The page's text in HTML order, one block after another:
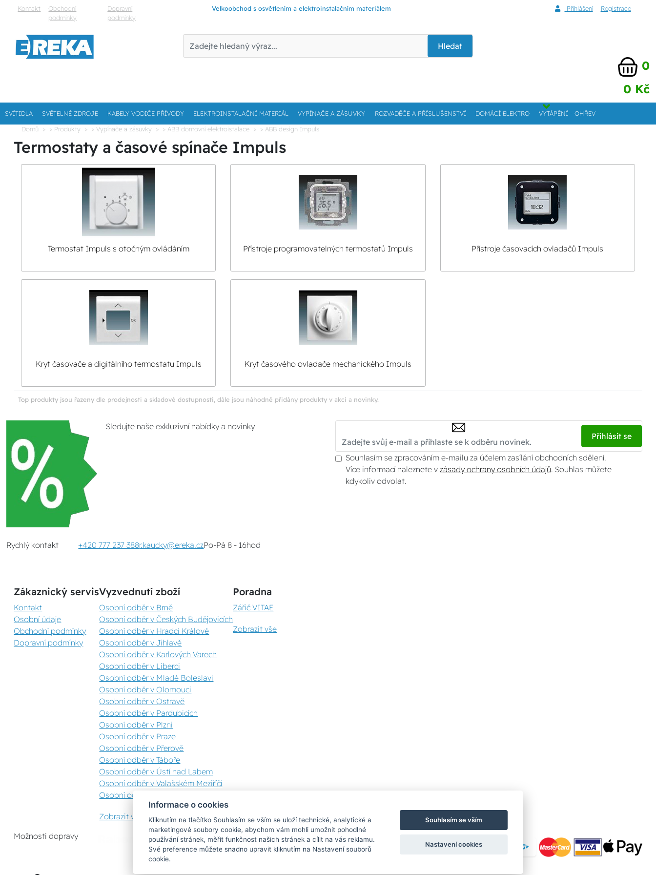
Kontakt
Obchodní
podmínky
Dopravní
podmínky
Velkoobchod s osvětlením a elektroinstalačním materiálem Přihlášení Registrace
Hledat
0
0 Kč
SVÍTIDLA SVĚTELNÉ ZDROJE KABELY VODIČE PŘÍVODY ELEKTROINSTALAČNÍ MATERIÁL VYPÍNAČE A ZÁSUVKY ROZVADĚČE A PŘÍSLUŠENSTVÍ DOMÁCÍ ELEKTRO VYTÁPĚNÍ - OHŘEV
Domů > Produkty > Vypínače a zásuvky > ABB domovní elektroistalace > ABB design Impuls
Termostaty a časové spínače Impuls
Termostat Impuls s otočným ovládáním Přístroje programovatelných termostatů Impuls Přístroje časovacích ovladačů Impuls
Kryt časovače a digitálního termostatu Impuls Kryt časového ovladače mechanického Impuls
Top produkty jsou řazeny dle prodejnosti a skladové dostupnosti, dále jsou náhodně přidány produkty v akci a novinky.
Sledujte naše exkluzivní nabídky a novinky
Přihlásit se
Souhlasím se zpracováním e-mailu za účelem zasílání obchodních sdělení.
Více informací naleznete v zásady ochrany osobních údajů. Souhlas můžete
kdykoliv odvolat.
Rychlý kontakt +420 777 237 388r.kaucky@ereka.czPo-Pá 8 - 16hod
Zákaznický servis
Kontakt
Osobní údaje
Obchodní podmínky
Dopravní podmínky
Vyzvednutí zboží
Osobní odběr v Brně
Osobní odběr v Českých Budějovicích
Osobní odběr v Hradci Králové
Osobní odběr v Jihlavě
Osobní odběr v Karlových Varech
Osobní odběr v Liberci
Osobní odběr v Mladé Boleslavi
Osobní odběr v Olomouci
Osobní odběr v Ostravě
Osobní odběr v Pardubicích
Osobní odběr v Plzni
Osobní odběr v Praze
Osobní odběr v Přerově
Osobní odběr v Táboře
Osobní odběr v Ústí nad Labem
Osobní odběr v Valašském Meziříčí
Osobní odběr v Zlíně
Zobrazit vše
Poradna
Zářič VITAE
Zobrazit vše
Možnosti dopravy Bezpečná a rychlá platba
Informace o cookies
Kliknutím na tlačítko Souhlasím se vším se uloží technické, analytické a
marketingové soubory cookie, abychom vám mohli umožnit pohodlné
používání stránek, měřit funkčnost našich stránek a cílit na vás reklamu.
Své preference můžete snadno upravit kliknutím na Nastavení souborů
cookie.
Souhlasím se vším
Nastavení cookies